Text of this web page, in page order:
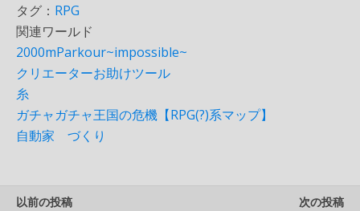
タグ： RPG
関連ワールド
2000mParkour~impossible~
クリエーターお助けツール
糸
ガチャガチャ王国の危機【RPG(?)系マップ】
自動家 づくり
以前の投稿
次の投稿